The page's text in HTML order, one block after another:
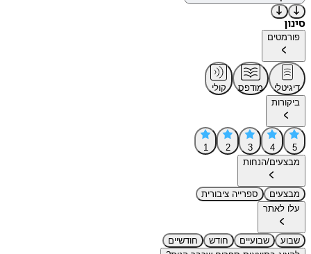
סינון
פורמטים
דיגיטלי מודפס
קולי
ביקורות
5
4
3
2
1
מבצעים/הנחות
מבצעים
ספרייה ציבורית
עלו לאתר
שבוע שבועיים חודש
חודשיים